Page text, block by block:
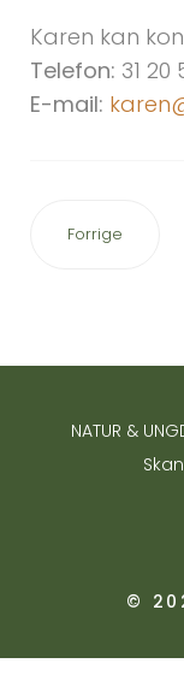
Karen kan
Telefon: 31 20
E-mail:
Forrige
NATUR &
©